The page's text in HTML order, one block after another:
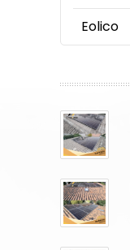
Eolico